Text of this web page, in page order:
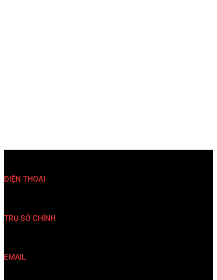
ĐIỆN THOẠI
TRỤ SỞ CHÍNH
EMAIL